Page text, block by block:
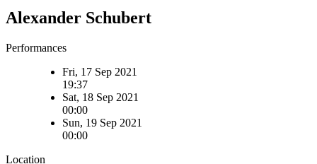
Alexander Schubert
Performances
Fri, 17 Sep 2021
19:37
Sat, 18 Sep 2021
00:00
Sun, 19 Sep 2021
00:00
Location